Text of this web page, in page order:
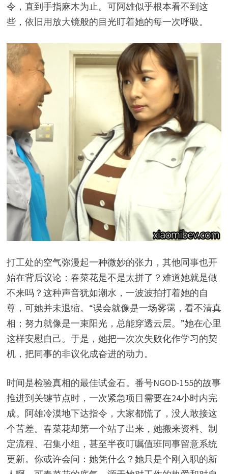
令，直到手指麻木为止。可阿雄似乎根本看不到这
些，依旧用放大镜般的目光盯着她的每一次呼吸。
打工处的空气弥漫起一种微妙的张力，其他同事也开
始在背后议论：春菜花是不是太拼了？难道她就是做
不来吗？这种声音犹如潮水，一波波拍打着她的自
尊，可她并未退缩。“误会就像是一场雾霭，看不清真
相；努力就像是一束阳光，总能穿透云层。”她在心里
这样安慰自己。于是，她把一次次失败化作学习的契
机，把同事的非议化成奋进的动力。
时间是检验真相的最佳试金石。番号NGOD-155的故事
推进到关键节点时，一次紧急项目需要在24小时内完
成。阿雄冷漠地下达指令，大家都慌了，没人敢接这
个苦差。春菜花却第一个站了出来，她搬来资料、制
定流程、召集小组，甚至半夜叮嘱值班同事留意系统
更新。你或许会问：她凭什么？她只是个刚入职的新